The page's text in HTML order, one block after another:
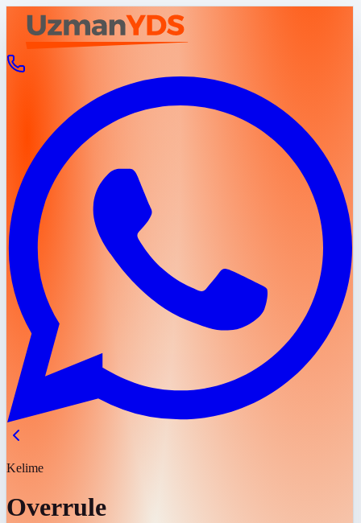
Kelime
Overrule